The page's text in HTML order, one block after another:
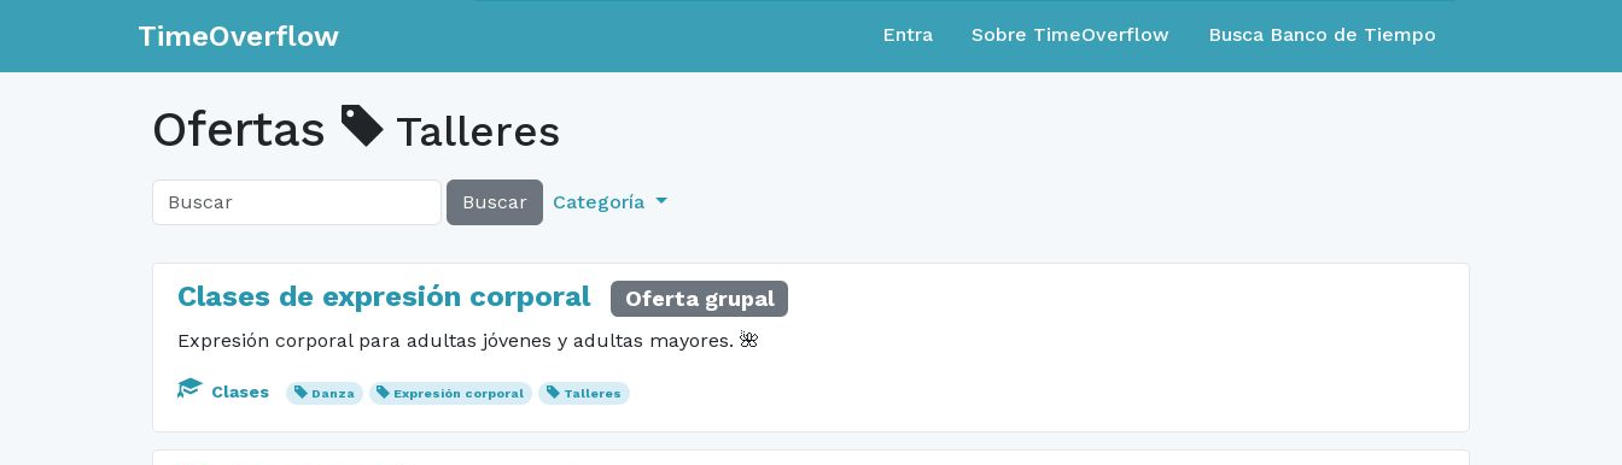
TimeOverflow Entra Sobre TimeOverflow Busca Banco de Tiempo
Ofertas Talleres
Buscar Categoría
Clases de expresión corporal Oferta grupal
Expresión corporal para adultas jóvenes y adultas mayores. 🌺
Clases Danza Expresión corporal Talleres